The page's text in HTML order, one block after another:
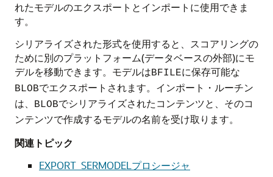
れたモデルのエクスポートとインポートに使用できま
す。
シリアライズされた形式を使用すると、スコアリングの
ために別のプラットフォーム(データベースの外部)にモ
デルを移動できます。モデルはBFILEに保存可能な
BLOBでエクスポートされます。インポート・ルーチン
は、
BLOBでシリアライズされたコンテンツと、そのコ
ンテンツで作成するモデルの名前を受け取ります。
関連トピック
EXPORT_SERMODELプロシージャ